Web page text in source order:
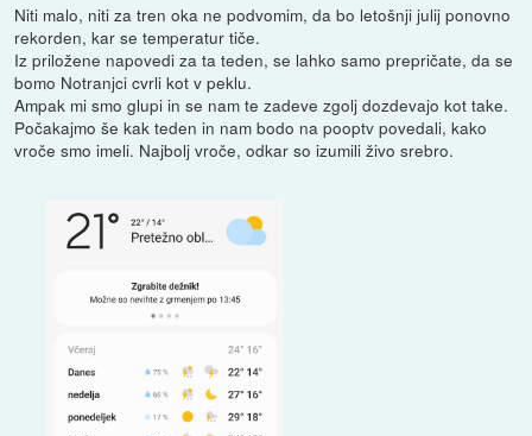
Niti malo, niti za tren oka ne podvomim, da bo letošnji julij ponovno
rekorden, kar se temperatur tiče.
Iz priložene napovedi za ta teden, se lahko samo prepričate, da se
bomo Notranjci cvrli kot v peklu.
Ampak mi smo glupi in se nam te zadeve zgolj dozdevajo kot take.
Počakajmo še kak teden in nam bodo na pooptv povedali, kako
vroče smo imeli. Najbolj vroče, odkar so izumili živo srebro.